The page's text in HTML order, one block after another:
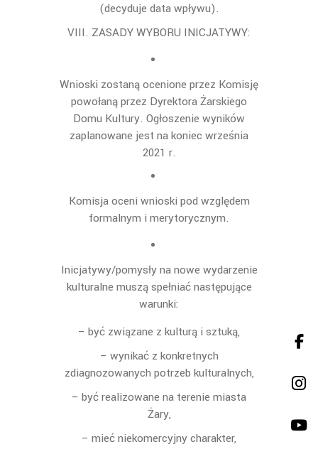
(decyduje data wpływu).
VIII. ZASADY WYBORU INICJATYWY:
Wnioski zostaną ocenione przez Komisję
powołaną przez Dyrektora Żarskiego
Domu Kultury. Ogłoszenie wyników
zaplanowane jest na koniec września
2021 r.
Komisja oceni wnioski pod względem
formalnym i merytorycznym.
Inicjatywy/pomysły na nowe wydarzenie
kulturalne muszą spełniać następujące
warunki:
– być związane z kulturą i sztuką,
– wynikać z konkretnych
zdiagnozowanych potrzeb kulturalnych,
– być realizowane na terenie miasta
Żary,
– mieć niekomercyjny charakter,